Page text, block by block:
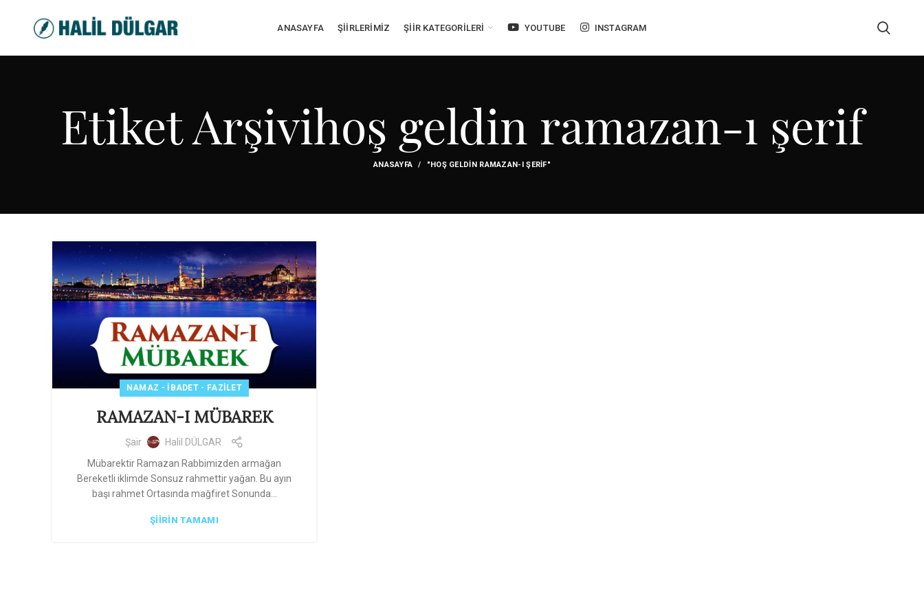
ANASAYFA ŞİİRLERİMİZ ŞİİR KATEGORİLERİ YOUTUBE INSTAGRAM
Etiket Arşivihoş geldin ramazan-ı şerif
ANASAYFA "HOŞ GELDIN RAMAZAN-I ŞERIF"
NAMAZ - İBADET - FAZILET
RAMAZAN-I MÜBAREK
Şair
Halil DÜLGAR
Mübarektir Ramazan Rabbimizden armağan
Bereketli iklimde Sonsuz rahmettir yağan. Bu ayın
başı rahmet Ortasında mağfiret Sonunda...
ŞIIRIN TAMAMI